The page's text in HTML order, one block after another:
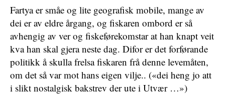
Fartya er småe og lite geografisk mobile, mange av
dei er av eldre årgang, og fiskaren ombord er så
avhengig av ver og fiskeførekomstar at han knapt veit
kva han skal gjera neste dag. Difor er det forførande
politikk å skulla frelsa fiskaren frå denne levemåten,
om det så var mot hans eigen vilje.. («dei heng jo att
i slikt nostalgisk bakstrev der ute i Utvær …»)